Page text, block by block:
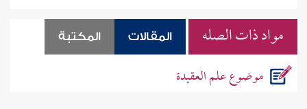
مواد ذات الصله المقالات المكتبة
موضوع علم العقيدة